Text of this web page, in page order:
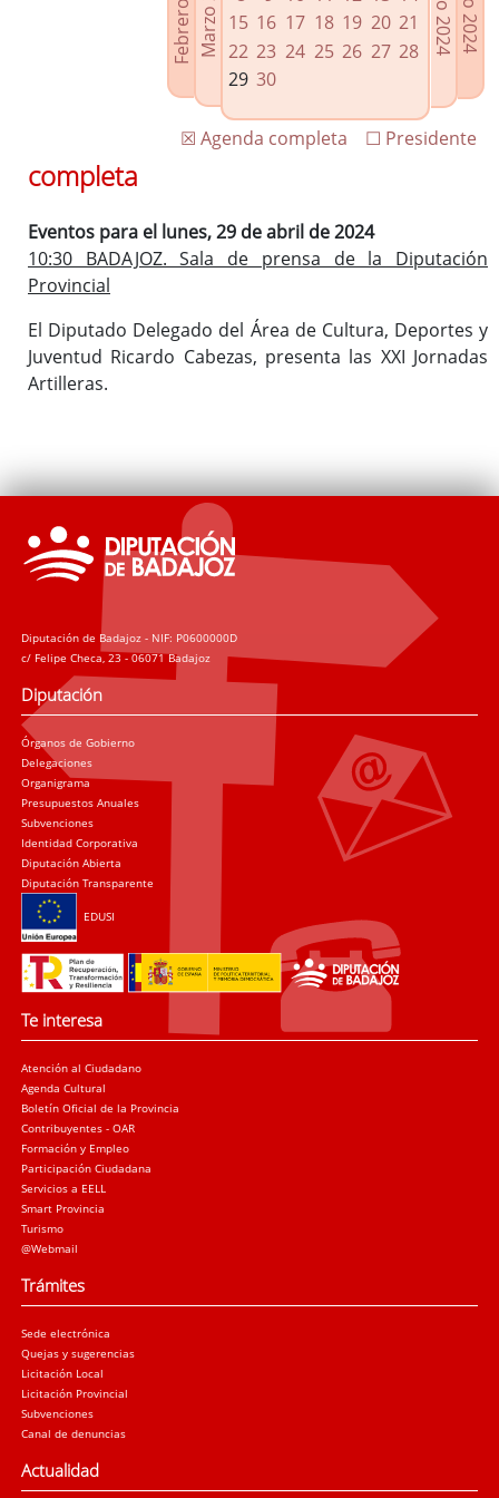
Agenda de Presidencia
Plenos provinciales y Juntas de gobierno
Oficina de Proyectos Europeos
15 16 17 18 19 20 21
22 23 24 25 26 27 28
29 30
☐ Presidente
☒ Agenda completa
completa
Eventos para el lunes, 29 de abril de 2024
10:30 BADAJOZ. Sala de prensa de la Diputación
Provincial
El Diputado Delegado del Área de Cultura, Deportes y
Juventud Ricardo Cabezas, presenta las XXI Jornadas
Artilleras.
Diputación de Badajoz - NIF: P0600000D
c/ Felipe Checa, 23 - 06071 Badajoz
Diputación
Órganos de Gobierno
Delegaciones
Organigrama
Presupuestos Anuales
Subvenciones
Identidad Corporativa
Diputación Abierta
Diputación Transparente
EDUSI
Te interesa
Atención al Ciudadano
Agenda Cultural
Boletín Oficial de la Provincia
Contribuyentes - OAR
Formación y Empleo
Participación Ciudadana
Servicios a EELL
Smart Provincia
Turismo
@Webmail
Trámites
Sede electrónica
Quejas y sugerencias
Licitación Local
Licitación Provincial
Subvenciones
Canal de denuncias
Actualidad